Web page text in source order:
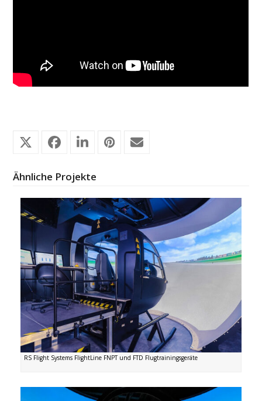
Ähnliche Projekte
RS Flight Systems FlightLine FNPT und FTD Flugtrainingsgeräte